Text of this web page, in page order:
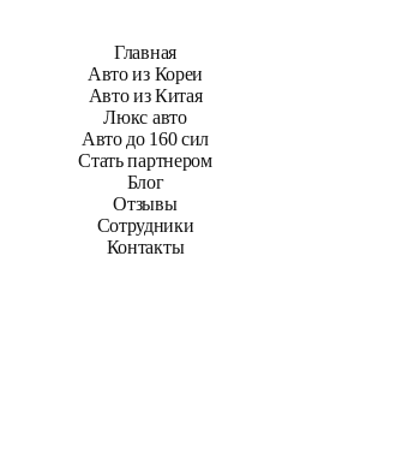
Главная
Авто из Кореи
Авто из Китая
Люкс авто
Авто до 160 сил
Стать партнером
Блог
Отзывы
Сотрудники
Контакты